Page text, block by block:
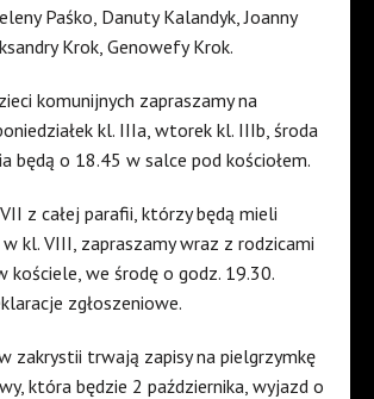
Paśko, Danuty Kalandyk, Joanny
Krok, Genowefy Krok.
komunijnych zapraszamy na
kl. IIIa, wtorek kl. IIIb, środa
będą o 18.45 w salce pod kościołem.
z całej parafii, którzy będą mieli
kl. VIII, zapraszamy wraz z rodzicami
kościele, we środę o godz. 19.30.
zgłoszeniowe.
zakrystii trwają zapisy na pielgrzymkę
która będzie 2 października, wyjazd o